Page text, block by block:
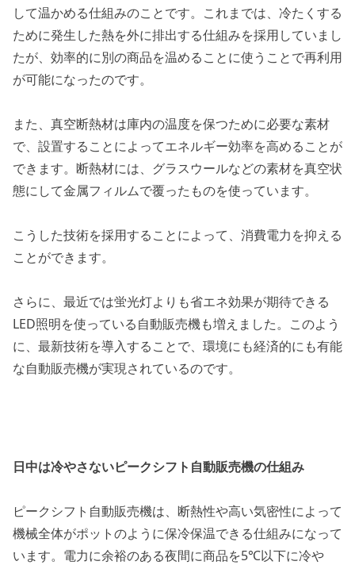
して温かめる仕組みのことです。これまでは、冷たくする
ために発生した熱を外に排出する仕組みを採用していまし
たが、効率的に別の商品を温めることに使うことで再利用
が可能になったのです。
また、真空断熱材は庫内の温度を保つために必要な素材
で、設置することによってエネルギー効率を高めることが
できます。断熱材には、グラスウールなどの素材を真空状
態にして金属フィルムで覆ったものを使っています。
こうした技術を採用することによって、消費電力を抑える
ことができます。
さらに、最近では蛍光灯よりも省エネ効果が期待できる
LED照明を使っている自動販売機も増えました。このよう
に、最新技術を導入することで、環境にも経済的にも有能
な自動販売機が実現されているのです。
日中は冷やさないピークシフト自動販売機の仕組み
ピークシフト自動販売機は、断熱性や高い気密性によって
機械全体がポットのように保冷保温できる仕組みになって
います。電力に余裕のある夜間に商品を5℃以下に冷や